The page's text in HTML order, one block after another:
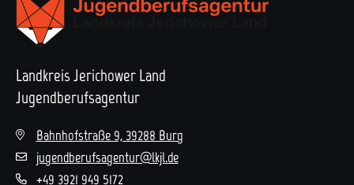
Landkreis Jerichower Land
Jugendberufsagentur
Bahnhofstraße 9, 39288 Burg
jugendberufsagentur@lkjl.de
+49 3921 949 5172